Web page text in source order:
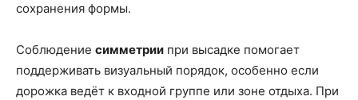
сохранения формы.
Соблюдение симметрии при высадке помогает
поддерживать визуальный порядок, особенно если
дорожка ведёт к входной группе или зоне отдыха. При